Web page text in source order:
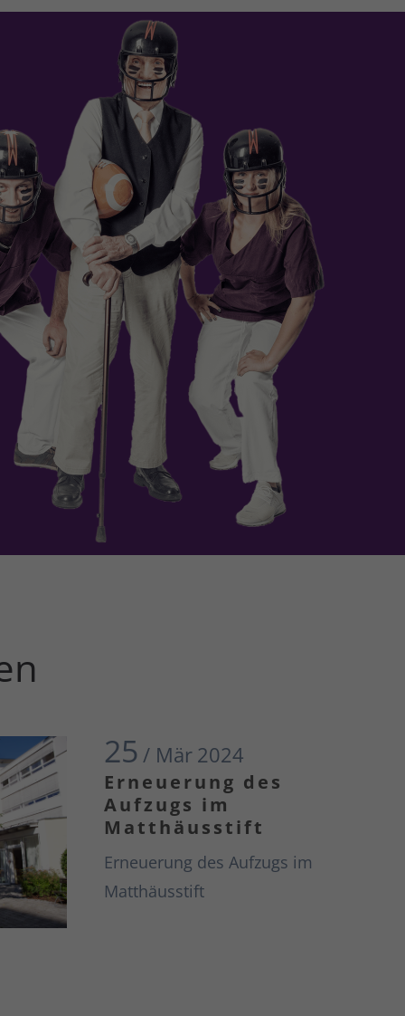
25 / Mär 2024
Erneuerung des
Aufzugs im
Matthäusstift
Erneuerung des Aufzugs im
Matthäusstift